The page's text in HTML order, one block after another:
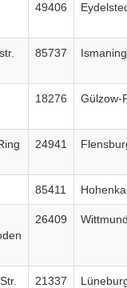
49406
85737 Ismaning
18276 Gülzow-
24941
85411
26409
21337